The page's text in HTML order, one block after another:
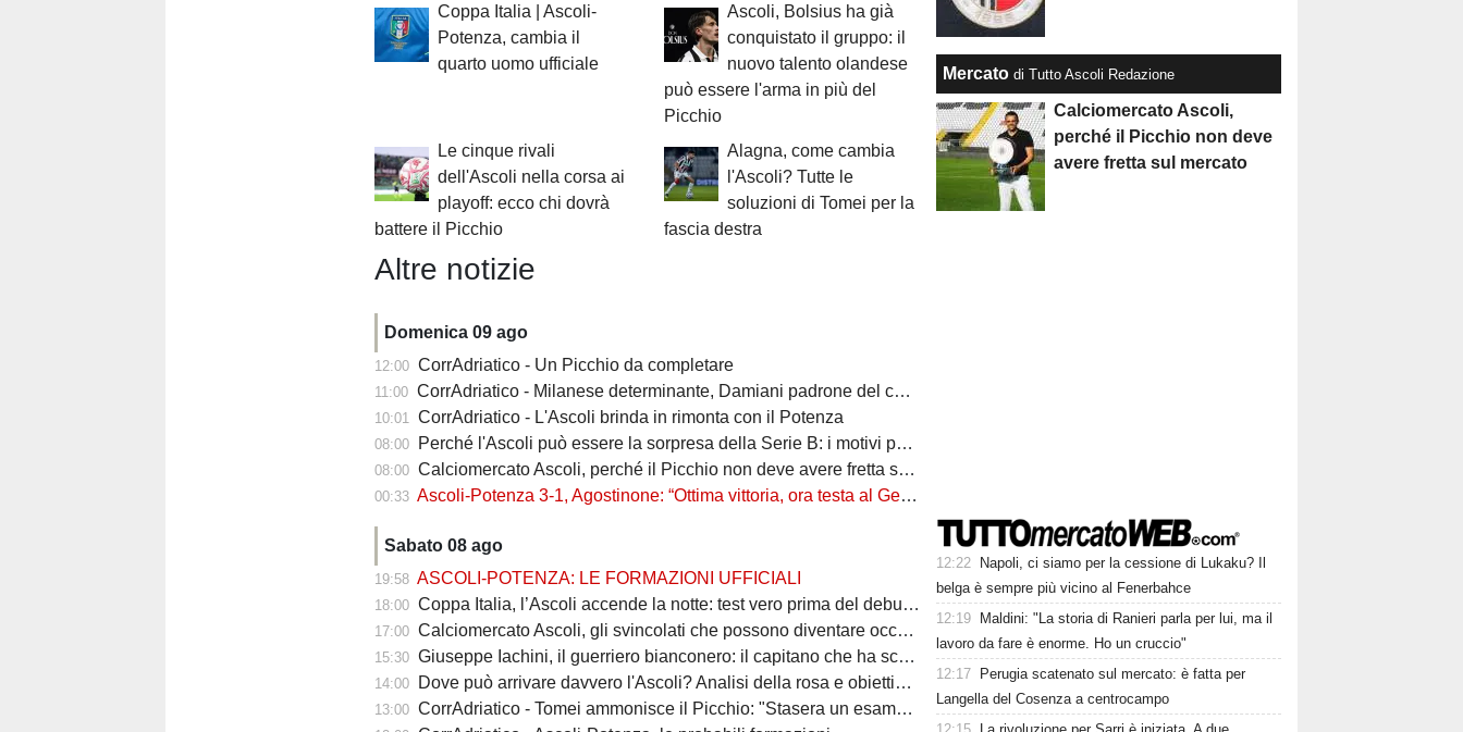
Coppa Italia | Ascoli-
Potenza, cambia il
quarto uomo ufficiale
Ascoli, Bolsius ha già
conquistato il gruppo: il
nuovo talento olandese
può essere l'arma in più del
Picchio
Le cinque rivali
dell'Ascoli nella corsa ai
playoff: ecco chi dovrà
battere il Picchio
Alagna, come cambia
l'Ascoli? Tutte le
soluzioni di Tomei per la
fascia destra
Altre notizie
Domenica 09 ago
12:00 CorrAdriatico - Un Picchio da completare
11:00 CorrAdriatico - Milanese determinante, Damiani padrone del campo: le pagelle di Ascoli-Potenza
10:01 CorrAdriatico - L'Ascoli brinda in rimonta con il Potenza
08:00 Perché l'Ascoli può essere la sorpresa della Serie B: i motivi per credere nel Picchio
08:00 Calciomercato Ascoli, perché il Picchio non deve avere fretta sul mercato
00:33 Ascoli-Potenza 3-1, Agostinone: “Ottima vittoria, ora testa al Genoa”
Sabato 08 ago
19:58 ASCOLI-POTENZA: LE FORMAZIONI UFFICIALI
18:00 Coppa Italia, l’Ascoli accende la notte: test vero prima del debutto al Bentegodi
17:00 Calciomercato Ascoli, gli svincolati che possono diventare occasioni last minute per il Picchio
15:30 Giuseppe Iachini, il guerriero bianconero: il capitano che ha scritto la storia dell'Ascoli da calciatore
14:00 Dove può arrivare davvero l'Ascoli? Analisi della rosa e obiettivi realistici del Picchio
13:00 CorrAdriatico - Tomei ammonisce il Picchio: "Stasera un esame difficile"
Mercato di Tutto Ascoli Redazione
Calciomercato Ascoli,
perché il Picchio non deve
avere fretta sul mercato
12:22
Napoli, ci siamo per la cessione di Lukaku? Il
belga è sempre più vicino al Fenerbahce
12:19
Maldini: "La storia di Ranieri parla per lui, ma il
lavoro da fare è enorme. Ho un cruccio"
12:17
Perugia scatenato sul mercato: è fatta per
Langella del Cosenza a centrocampo